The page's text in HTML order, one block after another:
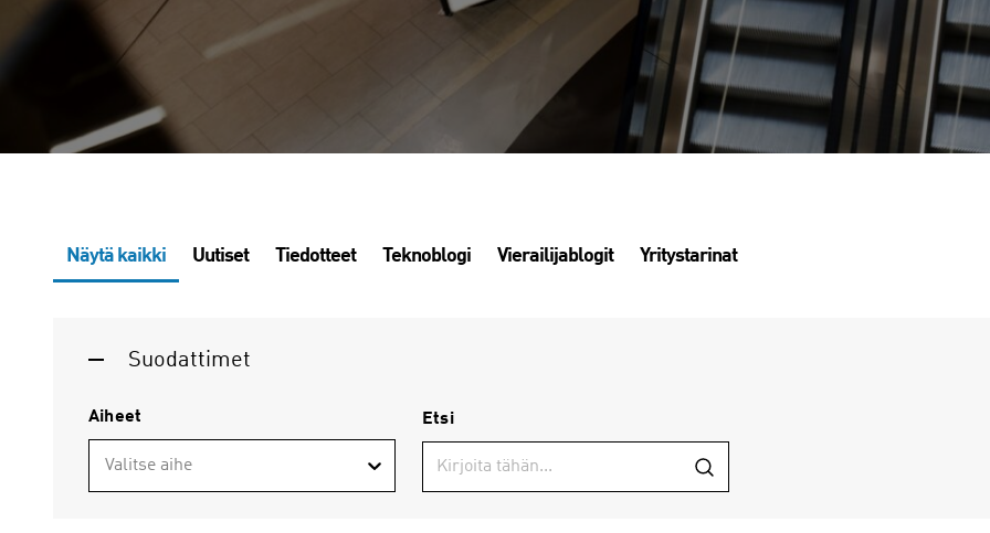
Näytä kaikki Uutiset Tiedotteet Teknoblogi Vierailijablogit Yritystarinat
Suodattimet
Aiheet
Valitse aihe
Etsi